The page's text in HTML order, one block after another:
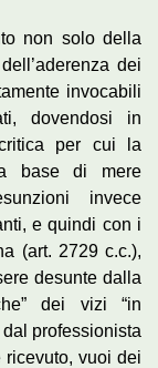
non solo della
dei
invocabili
dovendosi in
per cui la
base di mere
invece
e quindi con i
(art. 2729 c.c.),
desunte dalla
dei vizi “in
professionista
ricevuto, vuoi dei